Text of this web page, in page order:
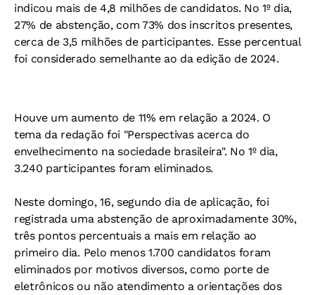
indicou mais de 4,8 milhões de candidatos. No 1º dia,
27% de abstenção, com 73% dos inscritos presentes,
cerca de 3,5 milhões de participantes. Esse percentual
foi considerado semelhante ao da edição de 2024.
Houve um aumento de 11% em relação a 2024. O
tema da redação foi "Perspectivas acerca do
envelhecimento na sociedade brasileira". No 1º dia,
3.240 participantes foram eliminados.
Neste domingo, 16, segundo dia de aplicação, foi
registrada uma abstenção de aproximadamente 30%,
três pontos percentuais a mais em relação ao
primeiro dia. Pelo menos 1.700 candidatos foram
eliminados por motivos diversos, como porte de
eletrônicos ou não atendimento a orientações dos